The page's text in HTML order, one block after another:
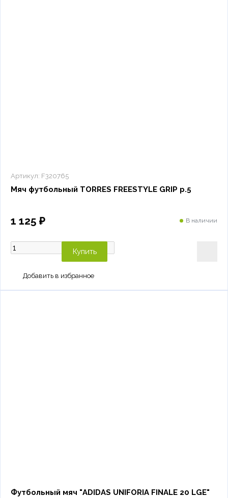
Артикул: F320765
Мяч футбольный TORRES FREESTYLE GRIP р.5
1 125 ₽ В наличии
Купить
Футбольный мяч "ADIDAS UNIFORIA FINALE 20 LGE"